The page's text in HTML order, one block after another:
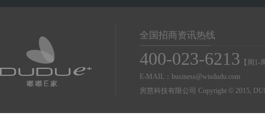
全国招商资讯热线
400-023-6213 【周1-
E-MAIL：business@wisdudu.com
房慧科技有限公司 Copyright © 2015,